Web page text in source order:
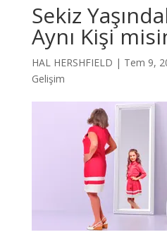
Sekiz
Aynı Kişi
HAL HERSHFIELD | Tem 9,
Gelişim